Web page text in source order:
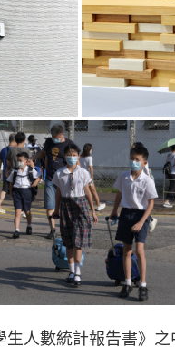
人數統計報告書》